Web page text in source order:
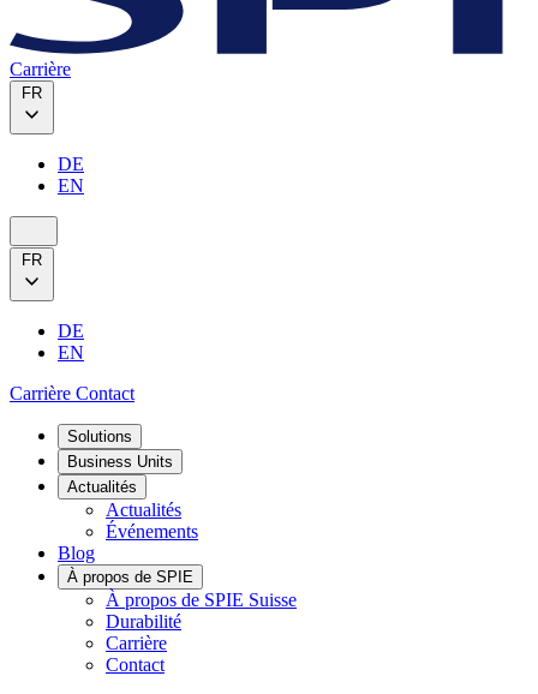
Carrière
FR
DE
EN
FR
DE
EN
Carrière Contact
Solutions
Business Units
Actualités
Actualités
Événements
Blog
À propos de SPIE
À propos de SPIE Suisse
Durabilité
Carrière
Contact